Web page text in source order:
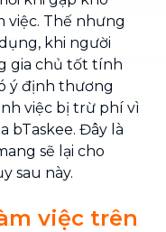
việc. Thế nhưng
khi người
gia chủ tốt tính
ý định thương
việc bị trừ phí vì
bTaskee. Đây là
sẽ lại cho
sau này.
việc trên